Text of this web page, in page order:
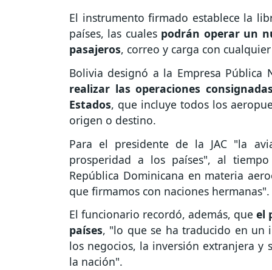
El instrumento firmado establece la
países, las cuales podrán operar un
pasajeros, correo y carga con
Bolivia designó a la Empresa Pública
realizar las operaciones
Estados, que incluye todos los
origen o destino.
Para el presidente de la JAC "la
prosperidad a los países", al
República Dominicana en materia
que firmamos con naciones hermanas".
El funcionario recordó, además, que el
países, "lo que se ha traducido en un
los negocios, la inversión extranjera y
la nación".